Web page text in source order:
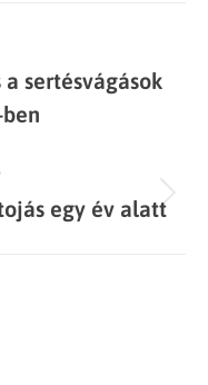
sertésvágások
egy év alatt